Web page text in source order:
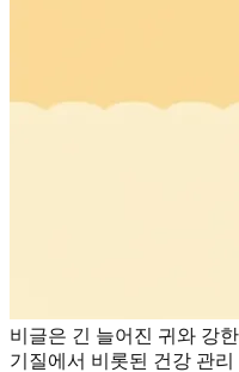
비글은 긴 늘어진 귀와 강
기질에서 비롯된 건강 관